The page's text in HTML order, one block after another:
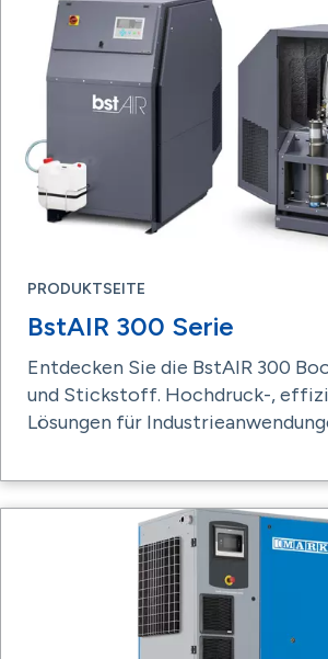
PRODUKTSEITE
BstAIR 300 Serie
Entdecken Sie die BstAIR 300
und Stickstoff. Hochdruck-,
Lösungen für